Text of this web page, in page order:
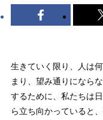
生きていく限り、人は
まり、望み通りになら
するために、私たちは
ら立ち向かっていると